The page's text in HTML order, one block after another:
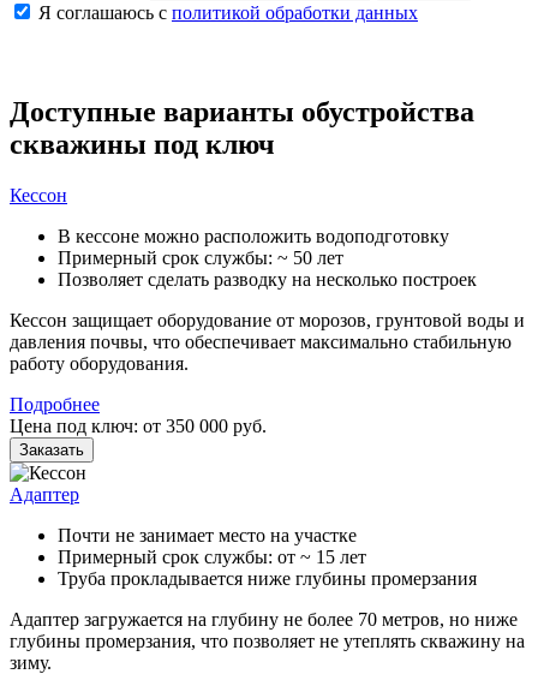
Я соглашаюсь с политикой обработки данных
Доступные варианты обустройства
скважины под ключ
Кессон
В кессоне можно расположить водоподготовку
Примерный срок службы: ~ 50 лет
Позволяет сделать разводку на несколько построек
Кессон защищает оборудование от морозов, грунтовой воды и
давления почвы, что обеспечивает максимально стабильную
работу оборудования.
Подробнее
Цена под ключ: от 350 000 руб.
Заказать
Адаптер
Почти не занимает место на участке
Примерный срок службы: от ~ 15 лет
Труба прокладывается ниже глубины промерзания
Адаптер загружается на глубину не более 70 метров, но ниже
глубины промерзания, что позволяет не утеплять скважину на
зиму.